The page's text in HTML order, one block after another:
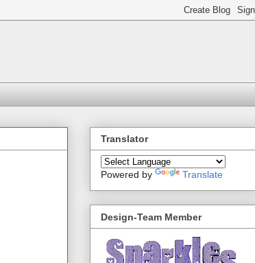
Translator
Powered by Translate
Design-Team Member